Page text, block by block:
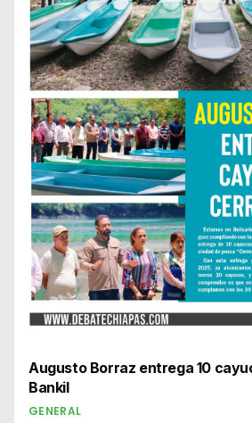
Augusto Borraz entrega 10
Bankil
GENERAL